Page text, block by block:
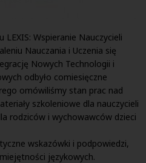
Wspieranie Nauczycieli
Nauczania i Uczenia się
Nowych Technologii i
odbyło comiesięczne
omówiliśmy stan prac nad
szkoleniowe dla nauczycieli
rodziców i wychowawców dzieci
wskazówki i podpowiedzi,
językowych.